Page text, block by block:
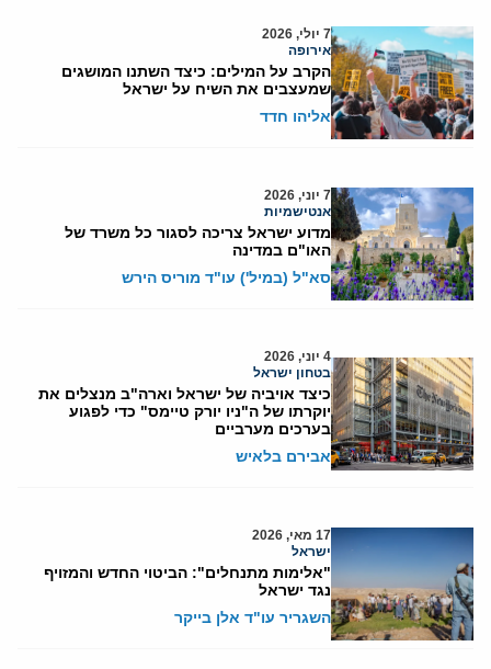
7 יולי, 2026
אירופה
הקרב על המילים: כיצד השתנו המושגים
שמעצבים את השיח על ישראל
אליהו חדד
7 יוני, 2026
אנטישמיות
מדוע ישראל צריכה לסגור כל משרד של
האו"ם במדינה
סא"ל (במיל') עו"ד מוריס הירש
4 יוני, 2026
בטחון ישראל
כיצד אויביה של ישראל וארה"ב מנצלים את
יוקרתו של ה"ניו יורק טיימס" כדי לפגוע
בערכים מערביים
אבירם בלאיש
17 מאי, 2026
ישראל
"אלימות מתנחלים": הביטוי החדש והמזויף
נגד ישראל
השגריר עו"ד אלן בייקר